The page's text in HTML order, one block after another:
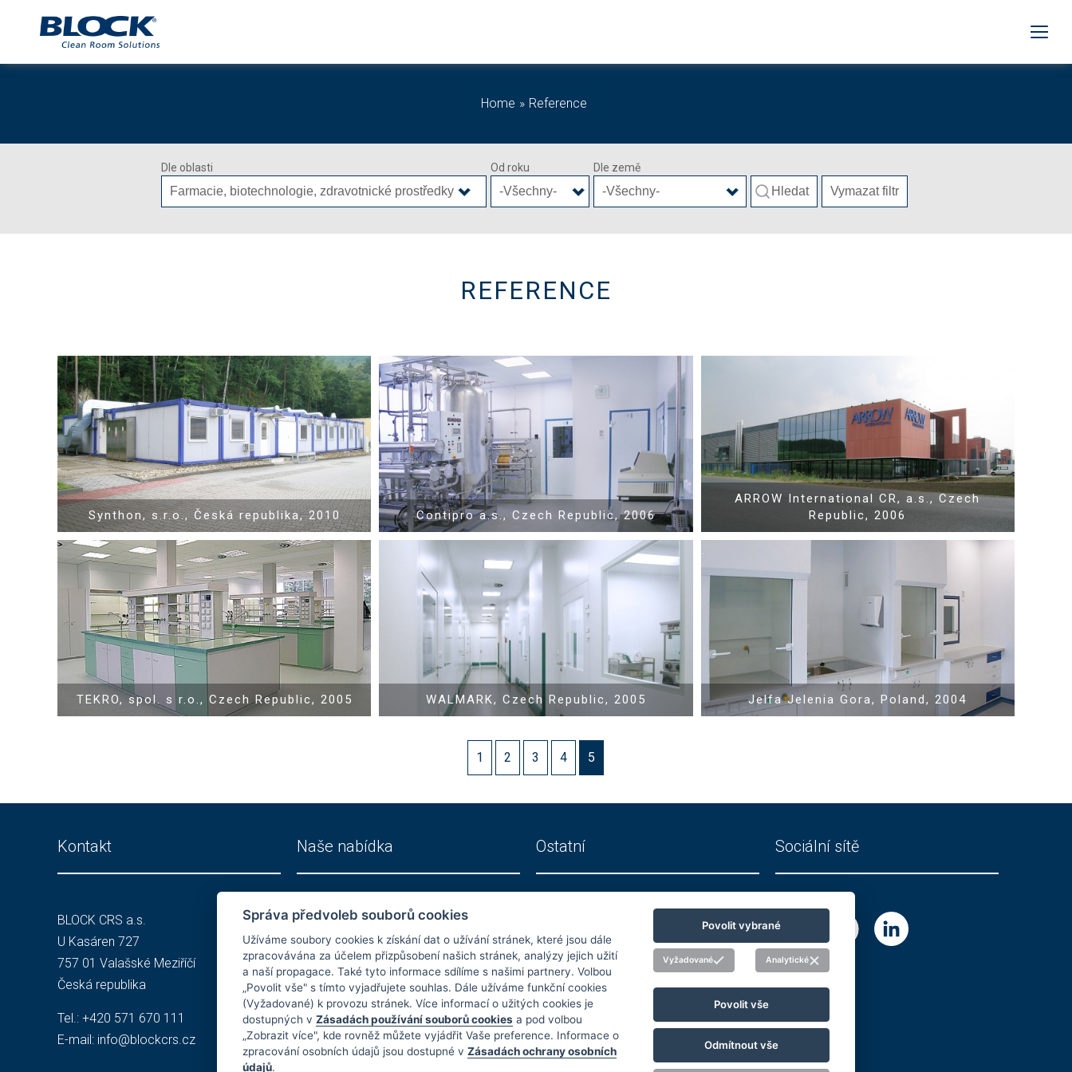
Home Reference
Dle oblasti Od roku Dle země
REFERENCE
Synthon, s.r.o., Česká republika, 2010
Show PDF
Contipro a.s., Czech Republic, 2006
ARROW International CR, a.s., Czech
Republic, 2006
Show PDF
TEKRO, spol. s r.o., Czech Republic, 2005
Show PDF
WALMARK, Czech Republic, 2005
Show PDF
Jelfa Jelenia Gora, Poland, 2004
Show PDF
1 2 3 4 5
Kontakt
BLOCK CRS a.s.
U Kasáren 727
757 01 Valašské Meziříčí
Česká republika
Tel.: +420 571 670 111
E-mail: info@blockcrs.cz
Naše nabídka
Investiční celky
Čisté prostory
Služby
Ostatní
Kariéra
Reference
GDPR, Cookies
Imprint
Whistleblowing
Správa předvoleb souborů cookie
Sociální sítě
Správa předvoleb souborů cookies
Užíváme soubory cookies k získání dat o užívání stránek, které jsou dále
zpracovávána za účelem přizpůsobení našich stránek, analýzy jejich užití
a naší propagace. Také tyto informace sdílíme s našimi partnery. Volbou
„Povolit vše" s tímto vyjadřujete souhlas. Dále užíváme funkční cookies
(Vyžadované) k provozu stránek. Více informací o užitých cookies je
dostupných v Zásadách používání souborů cookies a pod volbou
„Zobrazit více", kde rovněž můžete vyjádřit Vaše preference. Informace o
zpracování osobních údajů jsou dostupné v Zásadách ochrany osobních
údajů.
Povolit vybrané
Vyžadované Analytické
Povolit vše
Odmítnout vše